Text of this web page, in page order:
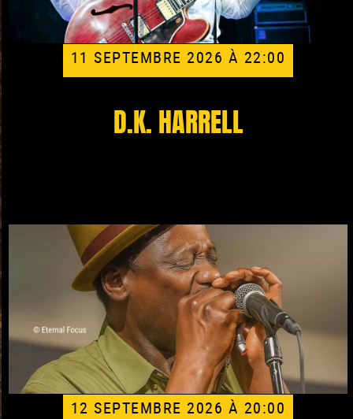
11 SEPTEMBRE 2026 À 22:00
D.K. HARRELL
12 SEPTEMBRE 2026 À 20:00